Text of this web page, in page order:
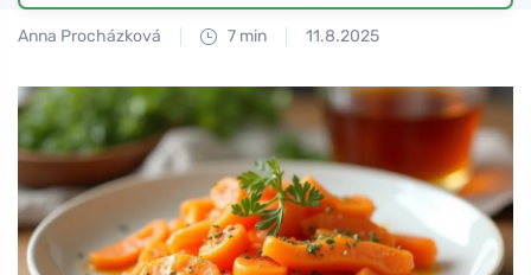
Anna Procházková 7 min 11.8.2025